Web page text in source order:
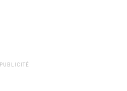
PUBLICITÉ